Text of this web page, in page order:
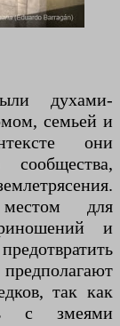
духами-
семьей и
они
сообщества,
для
и
так как
с змеями